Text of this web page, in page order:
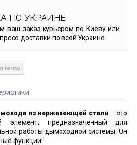
ПО УКРАИНЕ
ваш заказ курьером по Киеву или
доставки по всей Украине.
termo
из нержавеющей стали – это
элемент, предназначенный для
работы дымоходной системы. Он
функции: